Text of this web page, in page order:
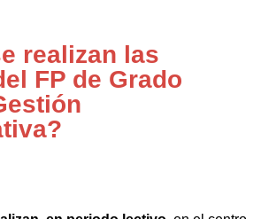
realizan las
FP de Grado